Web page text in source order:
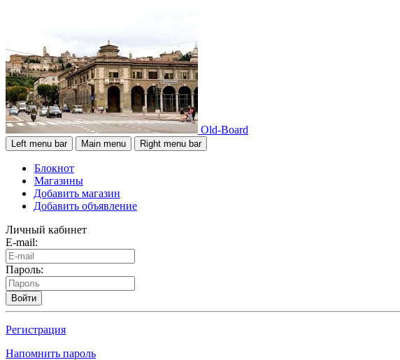
Old-Board
Left menu bar Main menu Right menu bar
Блокнот
Магазины
Добавить магазин
Добавить объявление
Личный кабинет
E-mail:
Пароль:
Войти
Регистрация
Напомнить пароль